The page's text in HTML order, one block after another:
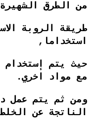
من الطرق
طريقة الروبة
استخداما,
حيث يتم إستخدام
مع مواد اخري.
ومن ثم يتم عمل
الناتجة عن